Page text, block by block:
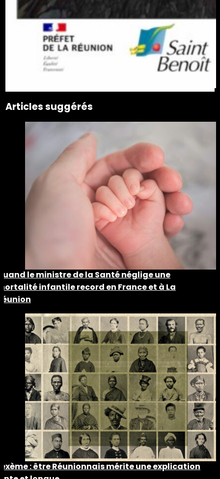
Articles suggérés
le ministre de la Santé néglige une
infantile record en France et à La
: être Réunionnais mérite une explication